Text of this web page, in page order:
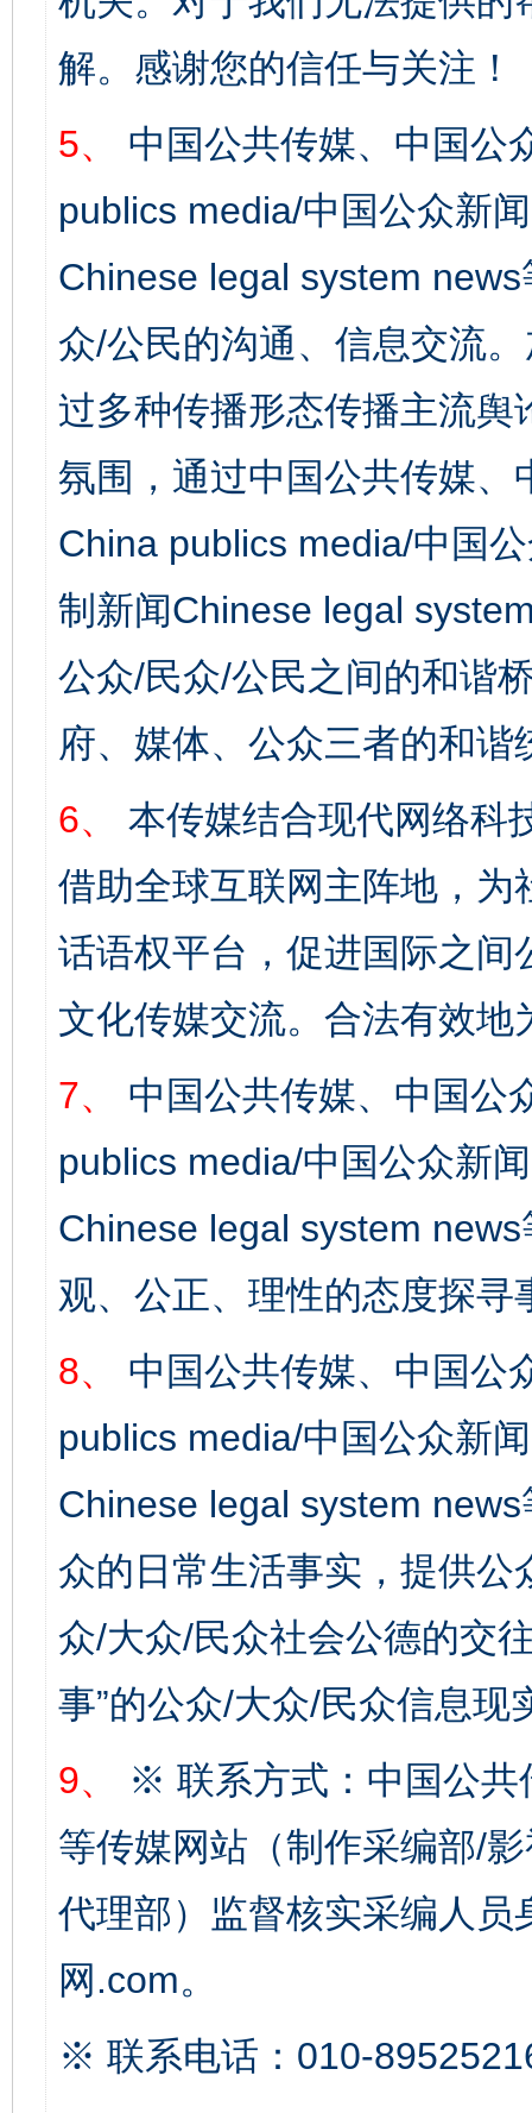
解。感谢您的信任与关注！
5、
中国公共传媒、中国公
publics media/中国公众新
Chinese legal system
众/公民的沟通、信息交流
过多种传播形态传播主流
氛围，通过中国公共传媒
China publics media/中国
制新闻Chinese legal
公众/民众/公民之间的和谐
府、媒体、公众三者的和谐
6、
本传媒结合现代网络科
借助全球互联网主阵地，
话语权平台，促进国际之
文化传媒交流。合法有效地
7、
中国公共传媒、中国公
publics media/中国公众新
Chinese legal system
观、公正、理性的态度探寻
8、
中国公共传媒、中国公
publics media/中国公众新
Chinese legal system
众的日常生活事实，提供
众/大众/民众社会公德的交
事”的公众/大众/民众信息现
9、
※ 联系方式：中国公共
等传媒网站（制作采编部/
代理部）监督核实采编人员
网.com。
※ 联系电话：010-
完善运行机制助力责任有效落实 一纸欠